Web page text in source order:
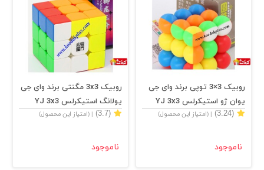
روبیک 3×3 توپی برند وای جی
یوان ژو استیکرلس YJ 3x3
YuanZhu
(3.24) | (امتیاز این محصول)
ناموجود
روبیک 3x3 مگنتی برند وای جی
یولانگ استیکرلس YJ 3x3
Yulong V2 M
(3.7) | (امتیاز این محصول)
ناموجود